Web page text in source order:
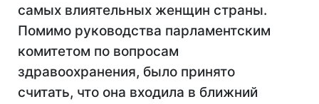
самых влиятельных женщин страны.
Помимо руководства парламентским
комитетом по вопросам
здравоохранения, было принято
считать, что она входила в ближний